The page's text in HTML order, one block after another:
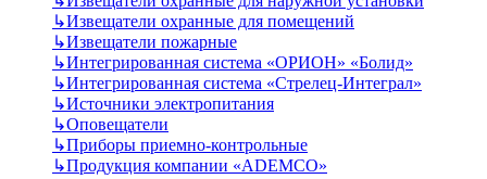
↳Извещатели охранные для помещений
↳Извещатели пожарные
↳Интегрированная система «ОРИОН» «Болид»
↳Интегрированная система «Стрелец-Интеграл»
↳Источники электропитания
↳Оповещатели
↳Приборы приемно-контрольные
↳Продукция компании «ADEMCO»